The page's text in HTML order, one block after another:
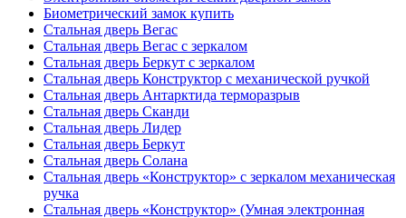
Биометрический замок купить
Стальная дверь Вегас
Стальная дверь Вегас с зеркалом
Стальная дверь Беркут с зеркалом
Стальная дверь Конструктор с механической ручкой
Стальная дверь Антарктида терморазрыв
Стальная дверь Сканди
Стальная дверь Лидер
Стальная дверь Беркут
Стальная дверь Солана
Стальная дверь «Конструктор» с зеркалом механическая
ручка
Стальная дверь «Конструктор» (Умная электронная